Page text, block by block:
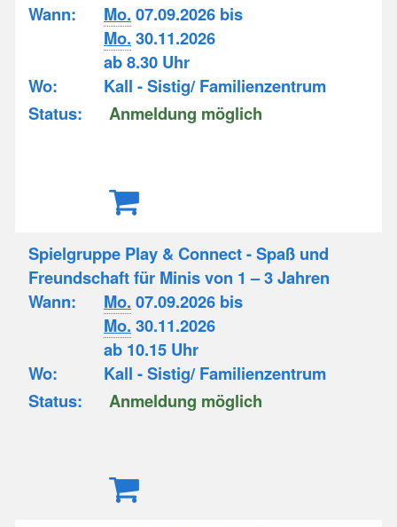
Wann:
Mo. 07.09.2026 bis
Mo. 30.11.2026
ab 8.30 Uhr
Wo:
Kall - Sistig/ Familienzentrum
Status:
Anmeldung möglich
Spielgruppe Play & Connect - Spaß und
Freundschaft für Minis von 1 – 3 Jahren
Wann:
Mo. 07.09.2026 bis
Mo. 30.11.2026
ab 10.15 Uhr
Wo:
Kall - Sistig/ Familienzentrum
Status:
Anmeldung möglich